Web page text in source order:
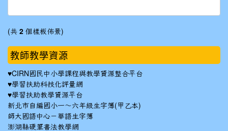
(共 2 個樣板佈景)
教師教學資源
♥CIRN國民中小學課程與教學資源整合平台
♥學習扶助科技化評量網
♥學習扶助教學資源平台
新北市自編國小一～六年級生字簿(甲乙本)
師大國語中心－華語生字簿
澎湖縣硬筆書法教學網